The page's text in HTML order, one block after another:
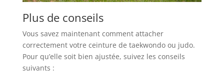
Plus de conseils
Vous savez maintenant comment attacher
correctement votre ceinture de taekwondo ou judo.
Pour qu’elle soit bien ajustée, suivez les conseils
suivants :